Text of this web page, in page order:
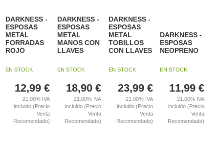
DARKNESS -
ESPOSAS
METAL
FORRADAS
ROJO
EN STOCK
12,99 €
21.00% IVA
incluido (Precio
Venta
Recomendado)
DARKNESS -
ESPOSAS
METAL
MANOS CON
LLAVES
EN STOCK
18,90 €
21.00% IVA
incluido (Precio
Venta
Recomendado)
DARKNESS -
ESPOSAS
METAL
TOBILLOS
CON LLAVES
EN STOCK
23,99 €
21.00% IVA
incluido (Precio
Venta
Recomendado)
DARKNESS -
ESPOSAS
NEOPRENO
EN STOCK
11,99 €
21.00% IVA
incluido (Precio
Venta
Recomendado)